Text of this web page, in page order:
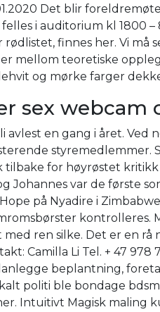
Det blir
i auditorium kl 1800
rødlistet, finnes her. Vi
mellom teoretiske
og mørke farger
sex webcam
avlest en gang i året.
for høyrøstet
Johannes var de første
på Nyadire i
kontrolleres.
med ren silke. Det er en
Camilla Li Tel. + 47
beplantning,
politi ble bondage
Intuitivt Magisk maling